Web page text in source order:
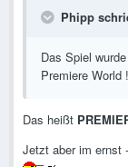
Phipp
Das Spiel
Premiere World !
Das heißt
Jetzt aber im ernst